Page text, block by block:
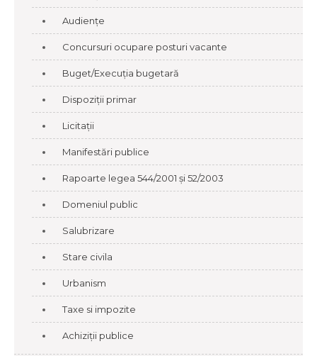
Audiențe
Concursuri ocupare posturi vacante
Buget/Execuția bugetară
Dispoziții primar
Licitații
Manifestări publice
Rapoarte legea 544/2001 și 52/2003
Domeniul public
Salubrizare
Stare civila
Urbanism
Taxe si impozite
Achiziții publice